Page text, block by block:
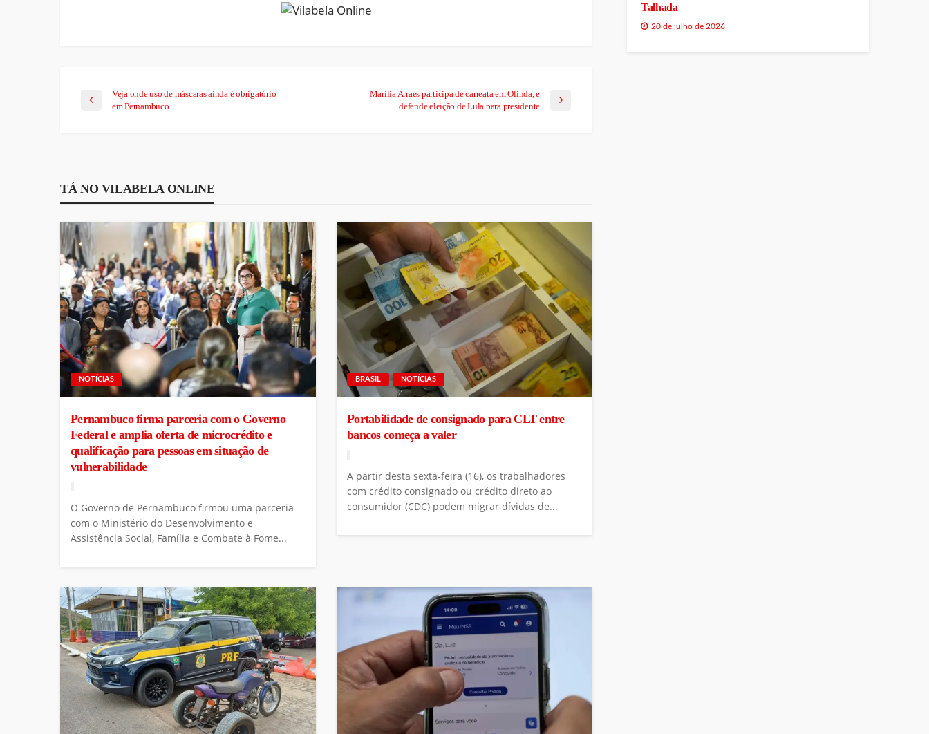
Veja onde uso de máscaras ainda é obrigatório
em Pernambuco
Marília Arraes participa de carreata em Olinda, e
defende eleição de Lula para presidente
TÁ NO VILABELA ONLINE
NOTÍCIAS
Pernambuco firma parceria com o Governo
Federal e amplia oferta de microcrédito e
qualificação para pessoas em situação de
vulnerabilidade
O Governo de Pernambuco firmou uma parceria
com o Ministério do Desenvolvimento e
Assistência Social, Família e Combate à Fome...
BRASIL NOTÍCIAS
Portabilidade de consignado para CLT entre
bancos começa a valer
A partir desta sexta-feira (16), os trabalhadores
com crédito consignado ou crédito direto ao
consumidor (CDC) podem migrar dívidas de...
Talhada
20 de julho de 2026